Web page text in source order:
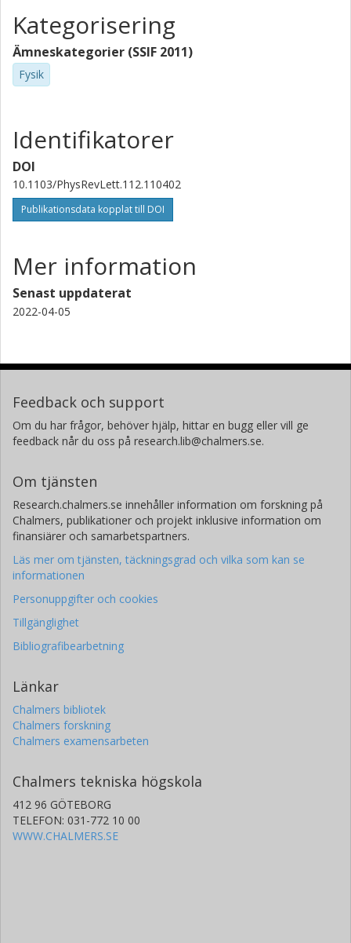
Kategorisering
Ämneskategorier (SSIF 2011)
Fysik
Identifikatorer
DOI
10.1103/PhysRevLett.112.110402
Publikationsdata kopplat till DOI
Mer information
Senast uppdaterat
2022-04-05
Feedback och support
Om du har frågor, behöver hjälp, hittar en bugg eller vill ge
feedback når du oss på research.lib@chalmers.se.
Om tjänsten
Research.chalmers.se innehåller information om forskning på
Chalmers, publikationer och projekt inklusive information om
finansiärer och samarbetspartners.
Läs mer om tjänsten, täckningsgrad och vilka som kan se
informationen
Personuppgifter och cookies
Tillgänglighet
Bibliografibearbetning
Länkar
Chalmers bibliotek
Chalmers forskning
Chalmers examensarbeten
Chalmers tekniska högskola
412 96 GÖTEBORG
TELEFON: 031-772 10 00
WWW.CHALMERS.SE